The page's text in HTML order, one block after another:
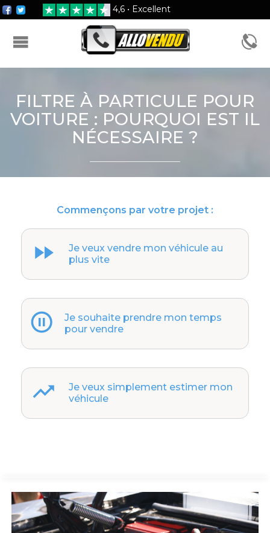
4,6 • Excellent
FORMULAIRE D'ESTIMATION
FILTRE À PARTICULE POUR
VOITURE : POURQUOI EST IL
NÉCESSAIRE ?
Commençons par votre projet :
Je veux vendre mon véhicule au
plus vite
Je souhaite prendre mon temps
pour vendre
Je veux simplement estimer mon
véhicule